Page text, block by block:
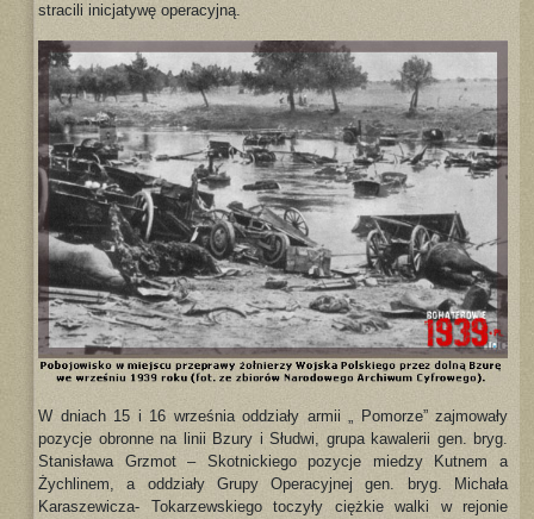
stracili inicjatywę operacyjną.
W dniach 15 i 16 września oddziały armii „ Pomorze” zajmowały
pozycje obronne na linii Bzury i Słudwi, grupa kawalerii gen. bryg.
Stanisława Grzmot – Skotnickiego pozycje miedzy Kutnem a
Żychlinem, a oddziały Grupy Operacyjnej gen. bryg. Michała
Karaszewicza- Tokarzewskiego toczyły ciężkie walki w rejonie